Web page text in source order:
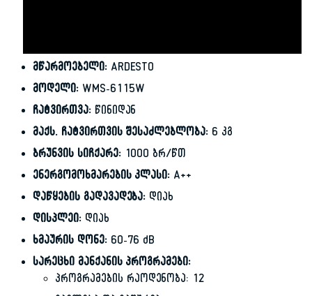
მწარმოებელი:ARDESTO
მოდელი:WMS-6115W
ჩატვირთვა:წინიდან
მაქს. ჩატვირთვის შესაძლებლობა: 6 კგ
ბრუნვის სიჩქარე:1000 ბრ/წთ
ენერგომოხმარების კლასი: A++
დაწყების გადავადება: დიახ
დისპლეი:დიახ
ხმაურის დონე:60-76 dB
სარეცხი მანქანის პროგრამები:
პროგრამების რაოდენობა: 12